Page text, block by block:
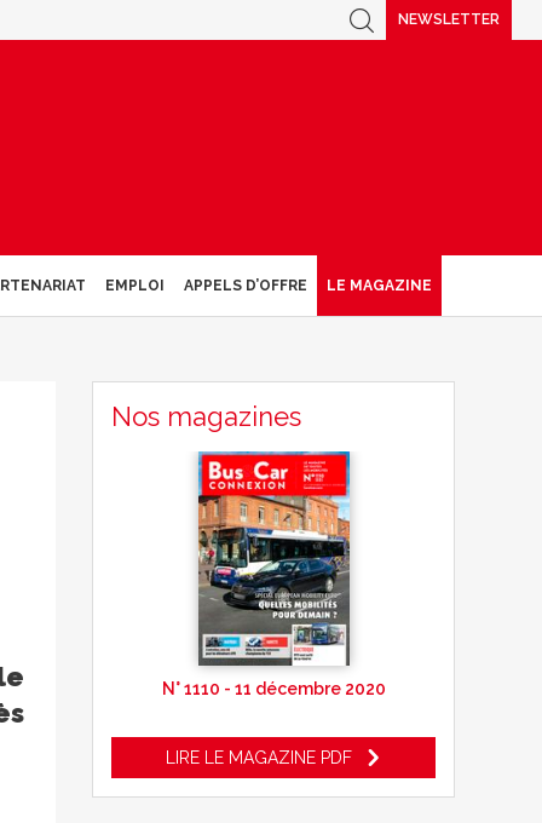
NEWSLETTER
EMPLOI APPELS D’OFFRE LE MAGAZINE
Nos magazines
N° 1110 - 11 décembre 2020
LIRE LE MAGAZINE PDF